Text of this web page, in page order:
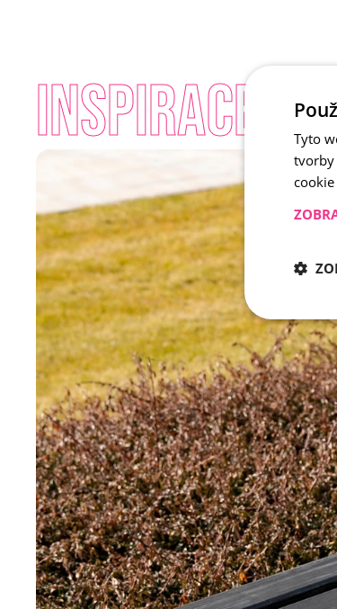
INSPIRACETyto
tvorby